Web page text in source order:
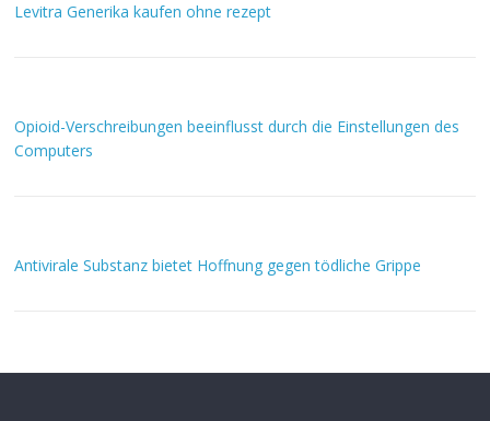
Levitra Generika kaufen ohne rezept
Opioid-Verschreibungen beeinflusst durch die Einstellungen des
Computers
Antivirale Substanz bietet Hoffnung gegen tödliche Grippe